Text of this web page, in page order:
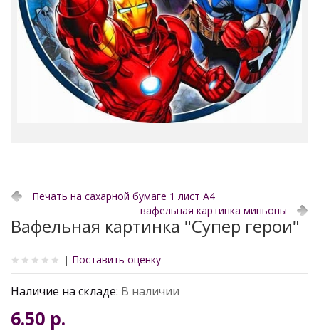
Печать на сахарной бумаге 1 лист А4
вафельная картинка миньоны
Вафельная картинка "Супер герои"
| Поставить оценку
Наличие на складе: В наличии
6.50 p.